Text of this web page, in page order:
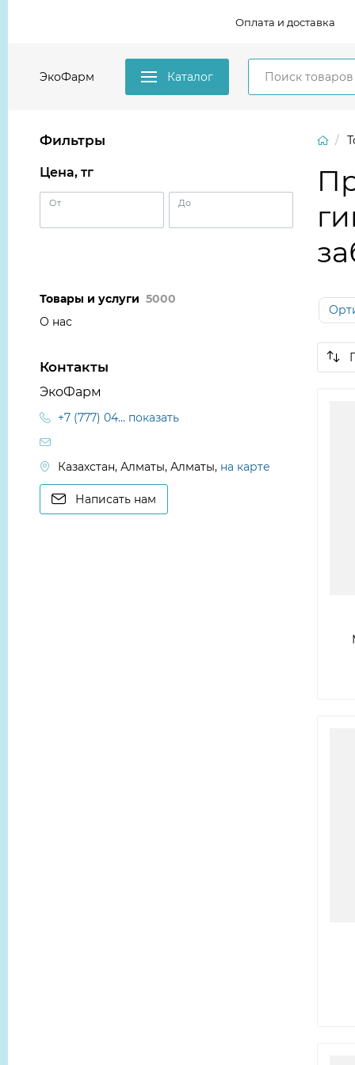
Оплата и доставка
ЭкоФарм Каталог
Фильтры
Цена, тг
От До
Товары и услуги 5000
О нас
Контакты
ЭкоФарм
+7 (777) 04... показать
Казахстан, Алматы, Алматы, на карте
Написать нам